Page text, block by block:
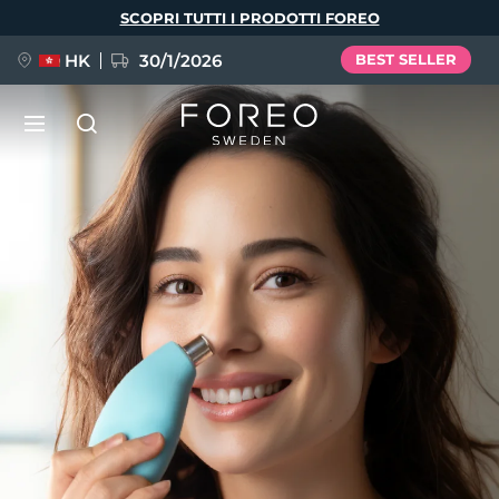
SCOPRI TUTTI I PRODOTTI FOREO
HK 30/1/2026 BEST SELLER
NUOVO
FLIP™ play advanced
POPOLARE
LUNA™ 4
Anti-aging massage
LUNA™ 4 Plus
Anti-aging massage, LED heating
LUNA™ 4 Men
For men, anti-aging massage
LUNA™ 4 mini
BEAR™ 2
Microcurrent toning device
BEAR™ 2 go
UFO™ 3
Deep facial hydration device
FAQ™ Dual LED Panel
Lingua
English Deutsch
Español
Français
Italiano
Português
Polski
Svenska
Русский
Türkçe
简体中文 繁體中文